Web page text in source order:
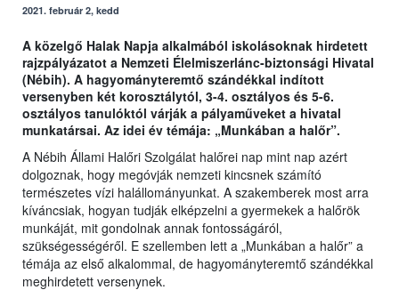
2021. február 2, kedd
A közelgő Halak Napja alkalmából iskolásoknak hirdetett
rajzpályázatot a Nemzeti Élelmiszerlánc-biztonsági Hivatal
(Nébih). A hagyományteremtő szándékkal indított
versenyben két korosztálytól, 3-4. osztályos és 5-6.
osztályos tanulóktól várják a pályaműveket a hivatal
munkatársai. Az idei év témája: „Munkában a halőr”.
A Nébih Állami Halőri Szolgálat halőrei nap mint nap azért
dolgoznak, hogy megóvják nemzeti kincsnek számító
természetes vízi halállományunkat. A szakemberek most arra
kíváncsiak, hogyan tudják elképzelni a gyermekek a halőrök
munkáját, mit gondolnak annak fontosságáról,
szükségességéről. E szellemben lett a „Munkában a halőr” a
témája az első alkalommal, de hagyományteremtő szándékkal
meghirdetett versenynek.